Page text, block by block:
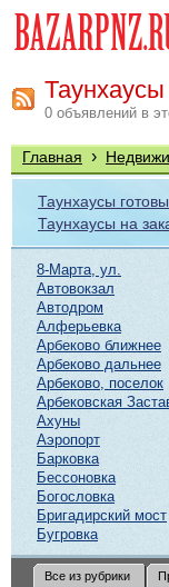
0 объявлений в
Главная ›
Таунхаусы
Таунхаусы на
8-Марта, ул.
Автовокзал
Автодром
Алферьевка
Арбеково ближнее
Арбеково дальнее
Арбеково, поселок
Арбековская
Ахуны
Аэропорт
Барковка
Бессоновка
Богословка
Бригадирский мост
Бугровка
Все из рубрики